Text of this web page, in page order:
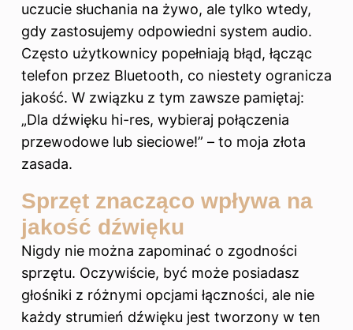
uczucie słuchania na żywo, ale tylko wtedy,
gdy zastosujemy odpowiedni system audio.
Często użytkownicy popełniają błąd, łącząc
telefon przez Bluetooth, co niestety ogranicza
jakość. W związku z tym zawsze pamiętaj:
„Dla dźwięku hi-res, wybieraj połączenia
przewodowe lub sieciowe!” – to moja złota
zasada.
Sprzęt znacząco wpływa na
jakość dźwięku
Nigdy nie można zapominać o zgodności
sprzętu. Oczywiście, być może posiadasz
głośniki z różnymi opcjami łączności, ale nie
każdy strumień dźwięku jest tworzony w ten